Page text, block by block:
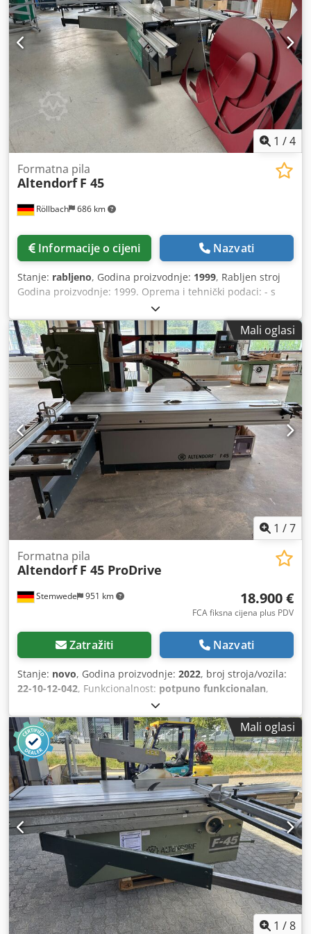
piljenog lista max 450 mm - Visina reza max. 150 mm -
Visina reza pri 45° max. cca 106 mm - Motor 5,5 kW s 4
brzine 3000/4000/5000/6000 o/min, ručno podesive - S
automatskom kočnicom i digitalnim prikazom broja
okretaja - 2-osni predrezač s elektromotornim
podešavanjem visine i bočne pozicije - RAPIDO sustav
predrezanja - DUPLEX dvostrani graničnik za kutove
Dostupnost: brzo Lokacija skladišta: 63934 Röllbach
1 /4
Röllbach 686 km
Formatna pila
Altendorf F 45
Informacije o cijeni Nazvati
Stanje: rabljeno, Godina proizvodnje: 1999, Rabljen stroj
Godina proizvodnje: 1999. Oprema i tehnički podaci: - s
elektromotornim podešavanjem visine i nagiba glavne pile,
unos mjera putem tipkovnice - digitalni prikaz kuta nagiba
i visine reza - CE izvedba - duljina reza 3000 mm - s
centralnom i krajnjom blokadom - širina reza 1000 mm - s
digitalnim prikazom i finim podešavanjem - visina reza do
175 mm pri promjeru pile 500 mm (u tom slučaju se mora
ukloniti predrezač) - motor 5,5 kW s 4 brzine: 3/45/6000
o/min, ručno podesivo - s automatskom kočnicom i
digitalnim prikazom brzine - 2-osni predrezač s
elektromotornim podešavanjem visine i bočnim
podešavanjem Dostupnost: u kratkom roku Dodszk N
Ngjpfx Ad Seck Lokacija skladišta: 63934 Röllbach
Mali oglasi
1 /7
Stemwede 951 km
Formatna pila
Altendorf F 45 ProDrive
18.900 €
FCA fiksna cijena plus PDV
Zatražiti Nazvati
Stanje: novo, Godina proizvodnje: 2022, broj stroja/vozila:
22-10-12-042, Funkcionalnost: potpuno funkcionalan,
, promjer lista pile:
podešavanja visine:električni, tip pogona:električni,
visina stola:910 mm, Oprema:dokumentacija / priručnik,
dozator, zaštita pile , Altendorf F45 - Pro-Drive Godina
proizvodnje 2022. Oprema: Rapido predrezač s 2 osi
(uključujući nagib), sigurnosna oprema s LED
osvjetljenjem, produžetak stola 840 mm, dvostruka kolica
duljine 3000 mm, kutni graničnik 3200 mm PAK, paralelni
graničnik DIGIT x 1000 mm, DUPLEX 1350 mm, pojedinačni
graničnik sa nagibom Stroj nije pušten u rad zbog
promjene proizvodnog programa te je nov. Isti model
stroja je još uvijek u upotrebi. Stroj nikada nije korišten u
proizvodnji, već je samo skladišten. Stroj se prodaje u
sklopu zatvaranja naše stolarske radionice. Cijena prilikom
preuzimanja – dostava moguća na upit. Prodaja se vrši uz
isključenje odgovornosti za materijalne nedostatke.
Mali oglasi
1 /8